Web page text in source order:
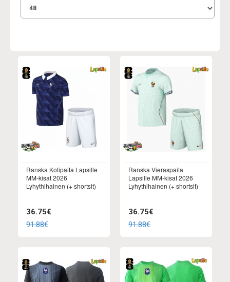
Ranska Kotipaita Lapsille
MM-kisat 2026
Lyhythihainen (+ shortsit)
36.75€
91.88€
Ranska Vieraspaita
Lapsille MM-kisat 2026
Lyhythihainen (+ shortsit)
36.75€
91.88€